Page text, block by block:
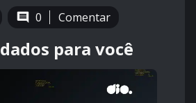
0 Comentar
para você